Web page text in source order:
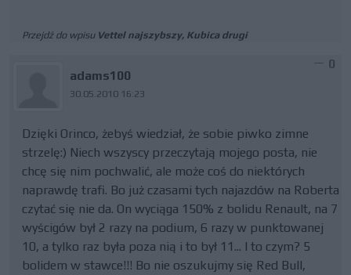
Przejdź do wpisu Vettel najszybszy, Kubica drugi
adams100
30.05.2010 16:23
0
Dzięki Orinco, żebyś wiedział, że sobie piwko zimne
strzelę:) Niech wszyscy przeczytają mojego posta, nie
chcę się nim pochwalić, ale może coś do niektórych
naprawdę trafi. Bo już czasami tych najazdów na Roberta
czytać się nie da. On wyciąga 150% z bolidu Renault, na 7
wyścigów był 2 razy na podium, 6 razy w punktowanej
10, a tylko raz była poza nią i to był 11... I to czym? 5
bolidem w stawce!!! Bo nie oszukujmy się Red Bull,